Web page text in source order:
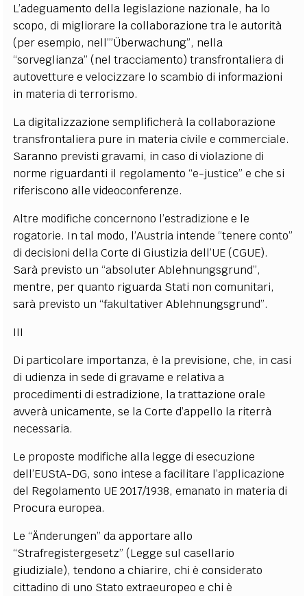
L’adeguamento della legislazione nazionale, ha lo
scopo, di migliorare la collaborazione tra le autorità
(per esempio, nell’”Überwachung”, nella
“sorveglianza” (nel tracciamento) transfrontaliera di
autovetture e velocizzare lo scambio di informazioni
in materia di terrorismo.
La digitalizzazione semplificherà la collaborazione
transfrontaliera pure in materia civile e commerciale.
Saranno previsti gravami, in caso di violazione di
norme riguardanti il regolamento “e-justice” e che si
riferiscono alle videoconferenze.
Altre modifiche concernono l’estradizione e le
rogatorie. In tal modo, l’Austria intende “tenere conto”
di decisioni della Corte di Giustizia dell’UE (CGUE).
Sarà previsto un “absoluter Ablehnungsgrund”,
mentre, per quanto riguarda Stati non comunitari,
sarà previsto un “fakultativer Ablehnungsgrund”.
III
Di particolare importanza, è la previsione, che, in casi
di udienza in sede di gravame e relativa a
procedimenti di estradizione, la trattazione orale
avverà unicamente, se la Corte d’appello la riterrà
necessaria.
Le proposte modifiche alla legge di esecuzione
dell’EUStA-DG, sono intese a facilitare l’applicazione
del Regolamento UE 2017/1938, emanato in materia di
Procura europea.
Le “Änderungen” da apportare allo
“Strafregistergesetz” (Legge sul casellario
giudiziale), tendono a chiarire, chi è considerato
cittadino di uno Stato extraeuropeo e chi è